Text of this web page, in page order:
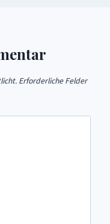
Erforderliche Felder